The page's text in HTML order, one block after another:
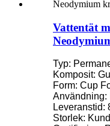
Vattentät
Typ:
Komposit:
Form: Cup
Användning:
Leveranstid:
Storlek: